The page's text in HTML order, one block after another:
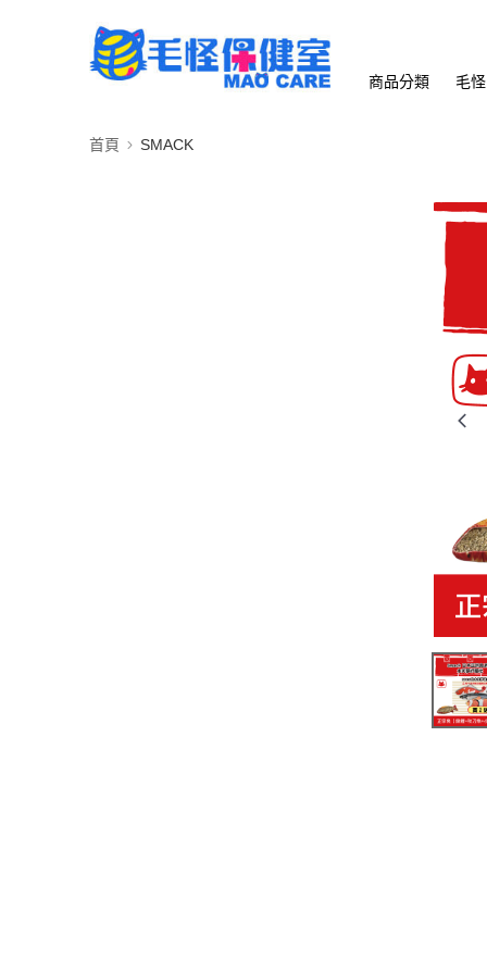
商品分類 毛
首頁 SMACK